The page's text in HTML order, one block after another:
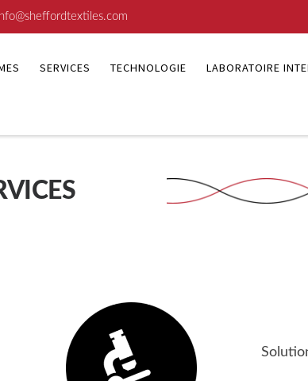
SERVICES TECHNOLOGIE LABORATOIRE